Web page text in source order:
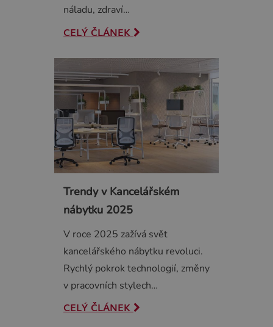
náladu, zdraví…
CELÝ ČLÁNEK
Trendy v Kancelářském
nábytku 2025
V roce 2025 zažívá svět
kancelářského nábytku revoluci.
Rychlý pokrok technologií, změny
v pracovních stylech…
CELÝ ČLÁNEK